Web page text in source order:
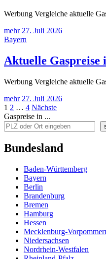
Werbung Vergleiche aktuelle
mehr 27. Juli 2026
Bayern
Aktuelle Gaspreise
Werbung Vergleiche aktuelle
mehr 27. Juli 2026
Seitennummerierung
der
Beiträge
1 2 … 4 Nächste
Gaspreise in ...
Bundesland
Baden-Württemberg
Bayern
Berlin
Brandenburg
Bremen
Hamburg
Hessen
Mecklenburg-
Niedersachsen
Nordrhein-Westfalen